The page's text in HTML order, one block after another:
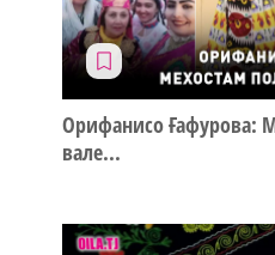
Орифанисо Ғафурова:
вале...